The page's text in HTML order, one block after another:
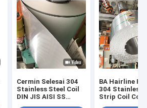
Cermin Selesai 304
Stainless Steel Coil
DIN JIS AISI SS
BA Hairline
304 Stainless
Strip Coil